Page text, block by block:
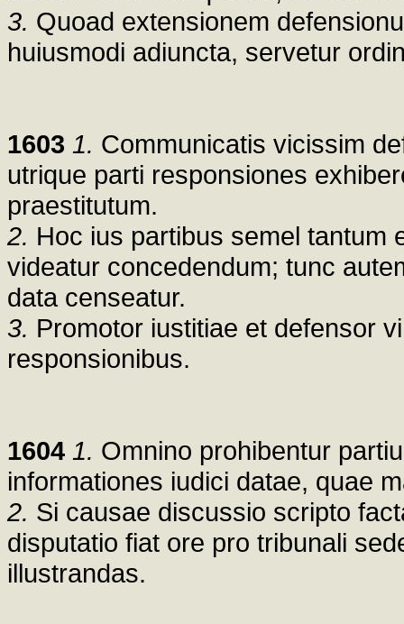
3. Quoad extensionem
huiusmodi adiuncta, servetur
1603 1. Communicatis vicissim
utrique parti responsiones
praestitutum.
2. Hoc ius partibus semel tantum
videatur concedendum; tunc
data censeatur.
3. Promotor iustitiae et defensor
responsionibus.
1604 1. Omnino prohibentur
informationes iudici datae, quae
2. Si causae discussio scripto
disputatio fiat ore pro tribunali
illustrandas.